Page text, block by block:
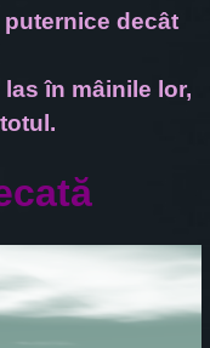
decât
în mâinile lor,